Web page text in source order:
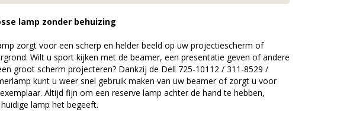
lamp zonder behuizing
zorgt voor een scherp en helder beeld op uw projectiescherm of
Wilt u sport kijken met de beamer, een presentatie geven of andere
groot scherm projecteren? Dankzij de Dell 725-10112 / 311-8529 /
kunt u weer snel gebruik maken van uw beamer of zorgt u voor
Altijd fijn om een reserve lamp achter de hand te hebben,
lamp het begeeft.